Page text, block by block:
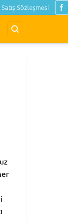
Satış Sözleşmesi